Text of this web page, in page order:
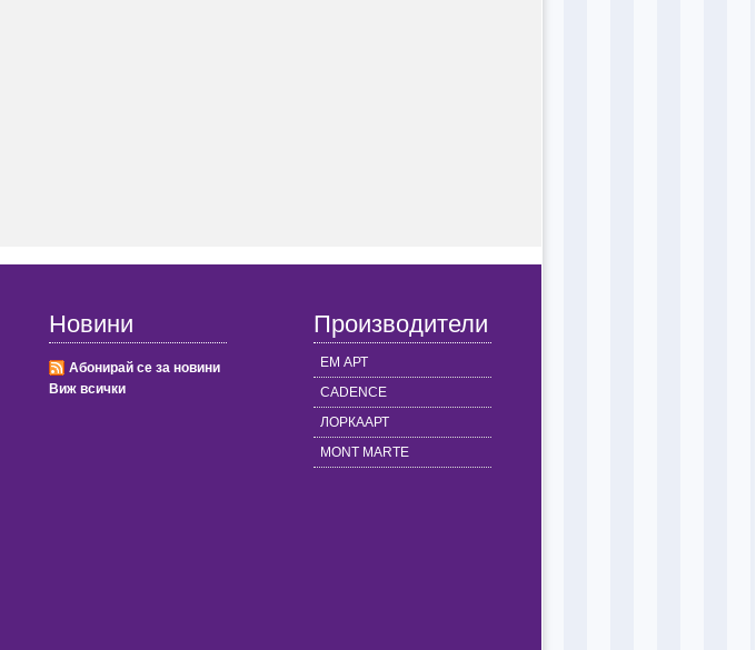
Новини
Абонирай се за новини
Виж всички
Производители
ЕМ АРТ
CADENCE
ЛОРКААРТ
MONT MARTE